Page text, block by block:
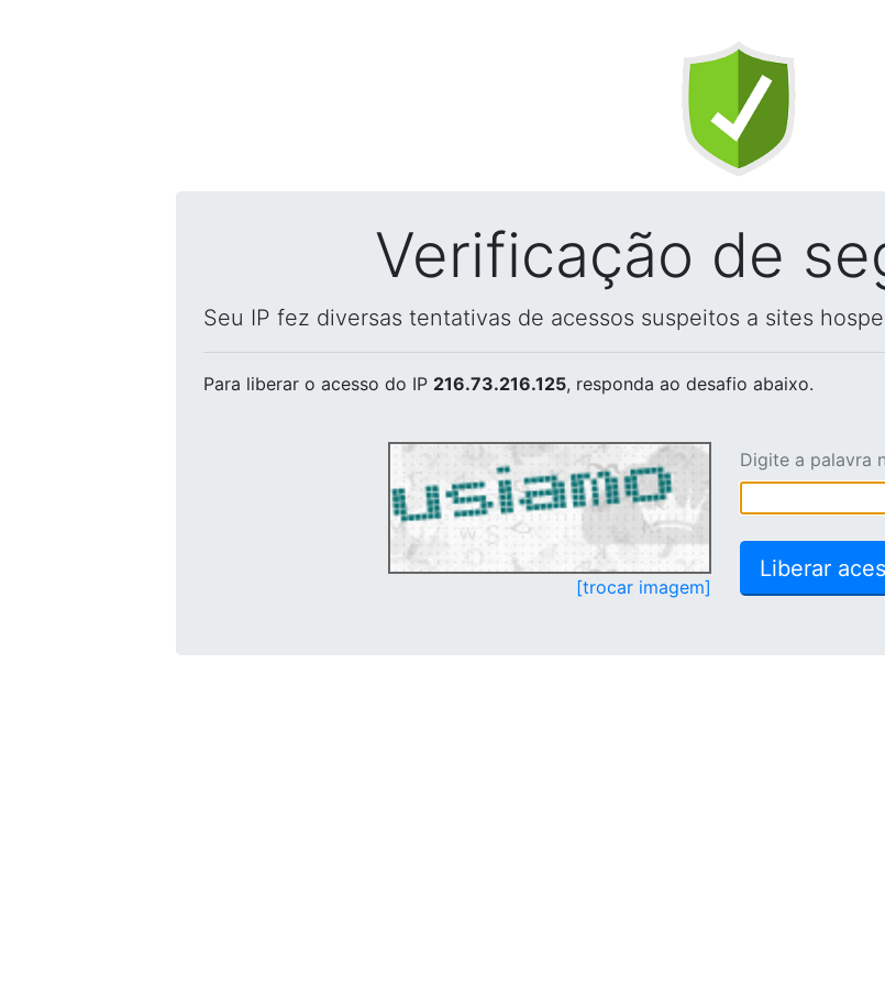
Verificação de
Seu IP fez diversas tentativas de acessos suspeitos a sites
Para liberar o acesso do IP 216.73.216.125, responda ao desafio abaixo.
[trocar imagem]
Digite a palavra